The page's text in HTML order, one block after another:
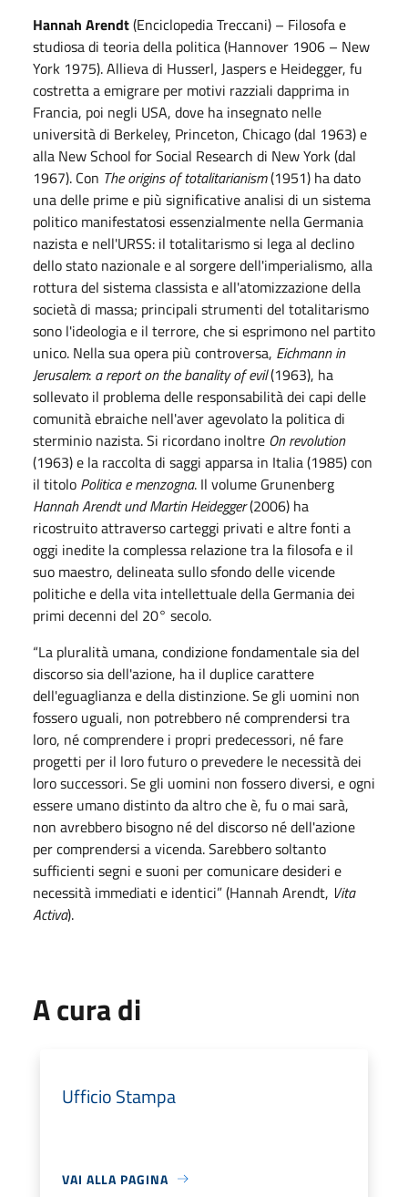
Hannah Arendt(Enciclopedia Treccani) – Filosofa e
studiosa di teoria della politica (Hannover 1906 – New
York 1975). Allieva di Husserl, Jaspers e Heidegger, fu
costretta a emigrare per motivi razziali dapprima in
Francia, poi negli USA, dove ha insegnato nelle
università di Berkeley, Princeton, Chicago (dal 1963) e
alla New School for Social Research di New York (dal
1967). Con The origins of totalitarianism(1951) ha dato
una delle prime e più significative analisi di un sistema
politico manifestatosi essenzialmente nella Germania
nazista e nell'URSS: il totalitarismo si lega al declino
dello stato nazionale e al sorgere dell'imperialismo, alla
rottura del sistema classista e all'atomizzazione della
società di massa; principali strumenti del totalitarismo
sono l'ideologia e il terrore, che si esprimono nel partito
unico. Nella sua opera più controversa, Eichmann in
Jerusalem: a report on the banality of evil(1963), ha
sollevato il problema delle responsabilità dei capi delle
comunità ebraiche nell'aver agevolato la politica di
sterminio nazista. Si ricordano inoltre On revolution
(1963) e la raccolta di saggi apparsa in Italia (1985) con
il titolo Politica e menzogna. Il volume Grunenberg
Hannah Arendt und Martin Heidegger(2006) ha
ricostruito attraverso carteggi privati e altre fonti a
oggi inedite la complessa relazione tra la filosofa e il
suo maestro, delineata sullo sfondo delle vicende
politiche e della vita intellettuale della Germania dei
primi decenni del 20° secolo.
“La pluralità umana, condizione fondamentale sia del
discorso sia dell'azione, ha il duplice carattere
dell'eguaglianza e della distinzione. Se gli uomini non
fossero uguali, non potrebbero né comprendersi tra
loro, né comprendere i propri predecessori, né fare
progetti per il loro futuro o prevedere le necessità dei
loro successori. Se gli uomini non fossero diversi, e ogni
essere umano distinto da altro che è, fu o mai sarà,
non avrebbero bisogno né del discorso né dell'azione
per comprendersi a vicenda. Sarebbero soltanto
sufficienti segni e suoni per comunicare desideri e
necessità immediati e identici” (Hannah Arendt, Vita
Activa).
A cura di
Ufficio Stampa
VAI ALLA PAGINA